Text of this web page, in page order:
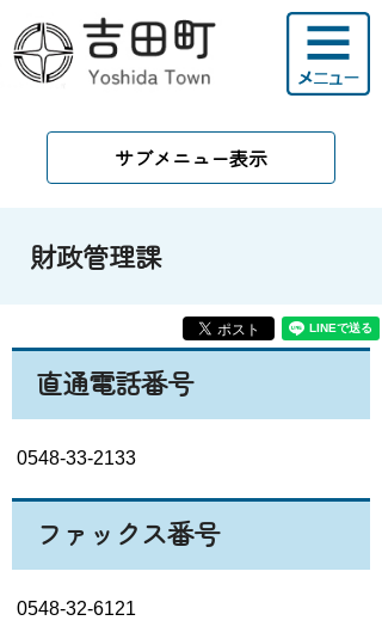
サブメニュー表示
財政管理課
直通電話番号
0548-33-2133
ファックス番号
0548-32-6121